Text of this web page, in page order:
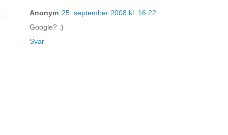
Anonym 25. september 2008 kl. 16.22
Google? :)
Svar